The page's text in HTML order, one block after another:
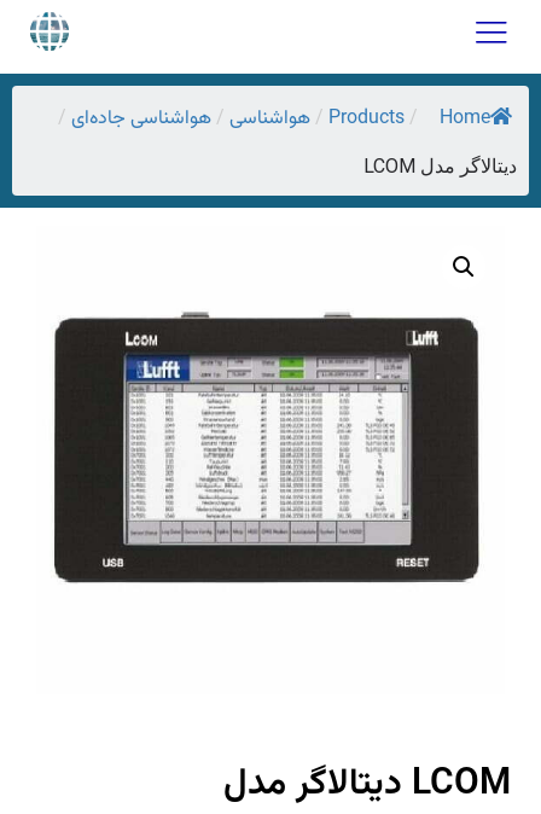
Home
/
Products
/ هواشناسی / هواشناسی جاده‌ای /
دیتالاگر مدل LCOM
دیتالاگر مدل LCOM